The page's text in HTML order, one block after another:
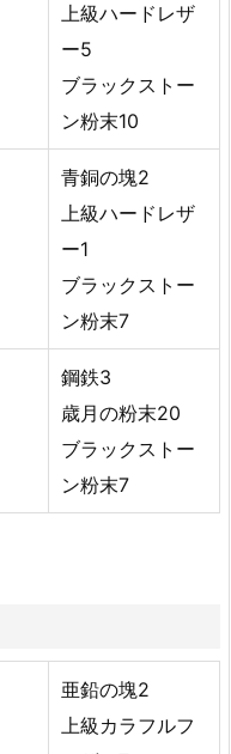
上級ハードレザ
ー5
ブラックストー
ン粉末10
青銅の塊2
上級ハードレザ
ー1
ブラックストー
ン粉末7
鋼鉄3
歳月の粉末20
ブラックストー
ン粉末7
亜鉛の塊2
上級カラフルフ